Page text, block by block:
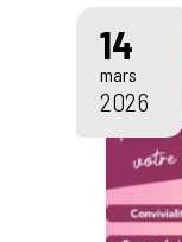
14
mars
2026